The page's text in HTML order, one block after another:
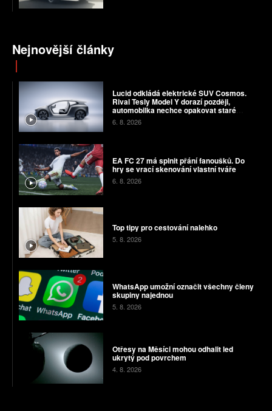
Nejnovější články
Lucid odkládá elektrické SUV Cosmos.
Rival Tesly Model Y dorazí později,
automobilka nechce opakovat staré
chyby
6. 8. 2026
EA FC 27 má splnit přání fanoušků. Do
hry se vrací skenování vlastní tváře
6. 8. 2026
Top tipy pro cestování nalehko
5. 8. 2026
WhatsApp umožní označit všechny členy
skupiny najednou
5. 8. 2026
Otřesy na Měsíci mohou odhalit led
ukrytý pod povrchem
4. 8. 2026